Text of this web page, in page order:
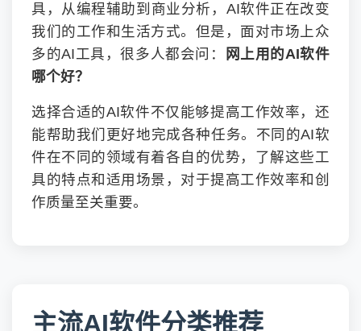
具，从编程辅助到商业分析，AI软件正在改变
我们的工作和生活方式。但是，面对市场上众
多的AI工具，很多人都会问：
网上用的AI软件
哪个好？
选择合适的AI软件不仅能够提高工作效率，还
能帮助我们更好地完成各种任务。不同的AI软
件在不同的领域有着各自的优势，了解这些工
具的特点和适用场景，对于提高工作效率和创
作质量至关重要。
主流AI软件分类推荐